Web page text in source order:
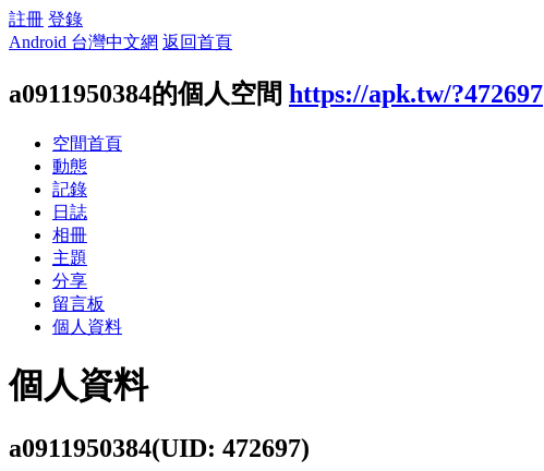
註冊 登錄
Android 台灣中文網 返回首頁
a0911950384的個人空間 https://apk.tw/?472697
空間首頁
動態
記錄
日誌
相冊
主題
分享
留言板
個人資料
個人資料
a0911950384(UID: 472697)